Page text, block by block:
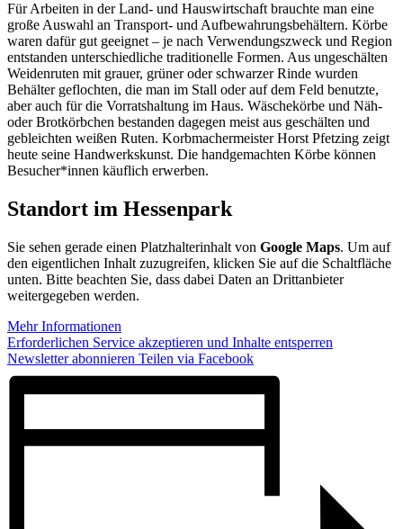
Für Arbeiten in der Land- und Hauswirtschaft brauchte man eine
große Auswahl an Transport- und Aufbewahrungsbehältern. Körbe
waren dafür gut geeignet – je nach Verwendungszweck und Region
entstanden unterschiedliche traditionelle Formen. Aus ungeschälten
Weidenruten mit grauer, grüner oder schwarzer Rinde wurden
Behälter geflochten, die man im Stall oder auf dem Feld benutzte,
aber auch für die Vorratshaltung im Haus. Wäschekörbe und Näh-
oder Brotkörbchen bestanden dagegen meist aus geschälten und
gebleichten weißen Ruten. Korbmachermeister Horst Pfetzing zeigt
heute seine Handwerkskunst. Die handgemachten Körbe können
Besucher*innen käuflich erwerben.
Standort im Hessenpark
Sie sehen gerade einen Platzhalterinhalt von Google Maps. Um auf
den eigentlichen Inhalt zuzugreifen, klicken Sie auf die Schaltfläche
unten. Bitte beachten Sie, dass dabei Daten an Drittanbieter
weitergegeben werden.
Mehr Informationen
Erforderlichen Service akzeptieren und Inhalte entsperren
Newsletter abonnieren Teilen via Facebook